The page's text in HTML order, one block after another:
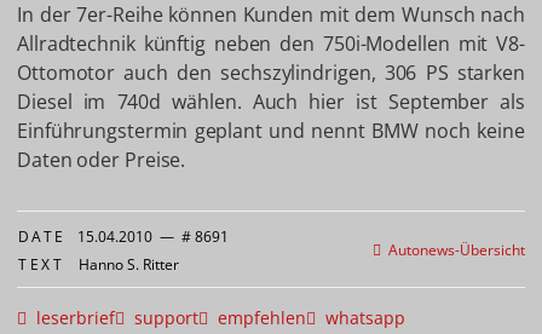
In der 7er-Reihe können Kunden mit dem Wunsch nach
Allradtechnik künftig neben den 750i-Modellen mit V8-
Ottomotor auch den sechszylindrigen, 306 PS starken
Diesel im 740d wählen. Auch hier ist September als
Einführungstermin geplant und nennt BMW noch keine
Daten oder Preise.
Autonews-Übersicht
DATE 15.04.2010 — # 8691
TEXT Hanno S. Ritter
leserbrief support empfehlen whatsapp